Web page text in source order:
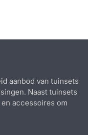
aanbod van tuinsets
Naast tuinsets
accessoires om